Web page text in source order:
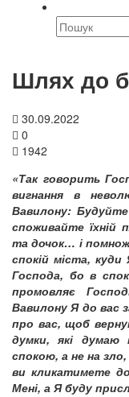
Шлях до
30.09.2022
0
1942
«Так говорить
вигнання в
Вавилону: Будуйте
споживайте їхній
та дочок… і
спокій міста,
Господа, бо в
промовляє
Вавилону Я до вас
про вас, щоб
думки, які думаю
спокою, а не на
ви кликатимете
Мені, а Я буду